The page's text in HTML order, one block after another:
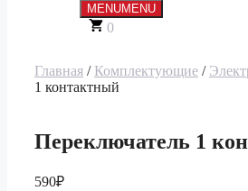
MENUMENU
0
Главная / Комплектующие /
1 контактный
Переключатель 1
590₽